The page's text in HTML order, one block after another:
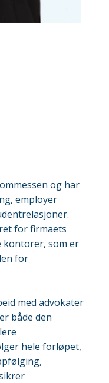
og har
employer
for firmaets
kontorer, som er
for
med advokater
både den
hele forløpet,